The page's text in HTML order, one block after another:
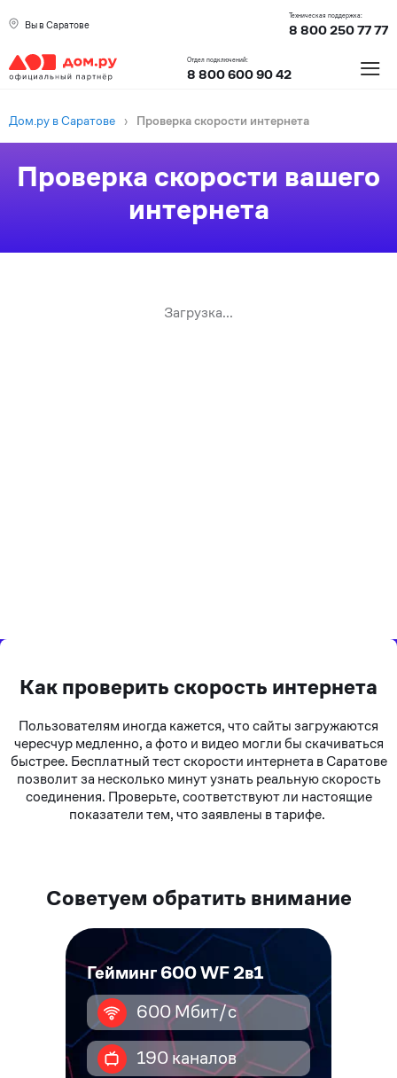
Вы в Саратове
Техническая поддержка:
8 800 250 77 77
Отдел подключений:
8 800 600 90 42 ≡
Дом.ру в Саратове › Проверка скорости интернета
Проверка скорости вашего
интернета
Загрузка...
Как проверить скорость интернета
Пользователям иногда кажется, что сайты загружаются
чересчур медленно, а фото и видео могли бы скачиваться
быстрее. Бесплатный тест скорости интернета в Саратове
позволит за несколько минут узнать реальную скорость
соединения. Проверьте, соответствуют ли настоящие
показатели тем, что заявлены в тарифе.
Советуем обратить внимание
Гейминг 600 WF 2в1
600 Мбит/с
190 каналов